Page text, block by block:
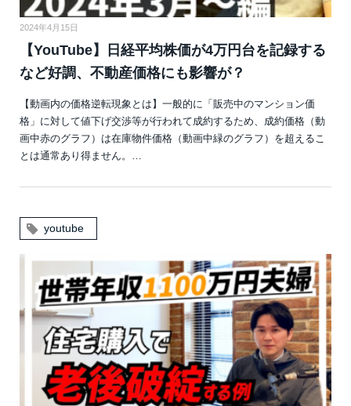
2024年4月15日
【YouTube】日経平均株価が4万円台を記録する
など好調、不動産価格にも影響が？
【動画内の価格逆転現象とは】一般的に「販売中のマンション価
格」に対して値下げ交渉等が行われて成約するため、成約価格（動
画中赤のグラフ）は在庫物件価格（動画中緑のグラフ）を超えるこ
とは通常あり得ません。…
youtube